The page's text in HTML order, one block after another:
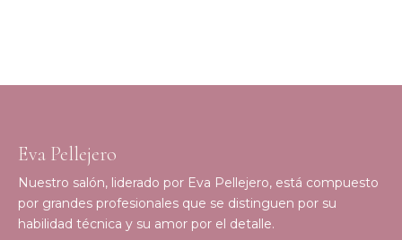
Eva Pellejero
Nuestro salón, liderado por Eva Pellejero, está compuesto
por grandes profesionales que se distinguen por su
habilidad técnica y su amor por el detalle.